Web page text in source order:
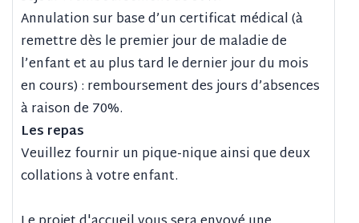
Annulation sur base d’un certificat médical (à
remettre dès le premier jour de maladie de
l’enfant et au plus tard le dernier jour du mois
en cours) : remboursement des jours d’absences
à raison de 70%.
Les repas
Veuillez fournir un pique-nique ainsi que deux
collations à votre enfant.